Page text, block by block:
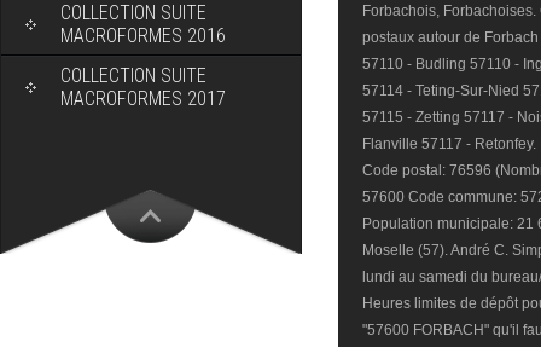
COLLECTION SUITE
MACROFORMES 2016
COLLECTION SUITE
MACROFORMES 2017
Forbachois,
postaux autour de
57110 - Budling 57110 -
57114 - Teting-Sur-Nied
57115 - Zetting 57117 -
Flanville 57117 -
Code postal: 76596
57600 Code commune:
Population municipale: 21
Moselle (57). André C.
lundi au samedi du
Heures limites de dépôt
"57600 FORBACH" qu'il